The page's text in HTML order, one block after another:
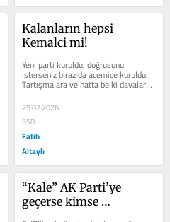
Kalanların hepsi
Kemalci mi!
Yeni parti kuruldu, doğrusunu
isterseniz biraz da acemice kuruldu.
Tartışmalara ve hatta belki davalara
konu olabileceği biline biline adı
Yeni...
25.07.2026
550
Fatih
Altaylı
“Kale” AK Parti’ye
geçerse kimse